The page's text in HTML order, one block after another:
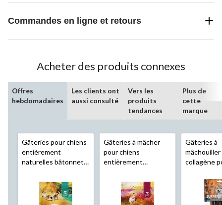
Commandes en ligne et retours
Acheter des produits connexes
Offres
hebdomadaires
Les clients ont
aussi consulté
Vers les
produits
tendances
Plus de
cette
marque
Gâteries pour chiens
entièrement
naturelles bâtonnets
Farms, 200 g
Gâteries à mâcher
pour chiens
entièrement
tendres à l'agneau
Caledon Farms, 200
Gâteries à
mâchouiller
collagène
Supreme